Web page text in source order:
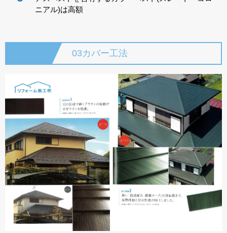
ニアル)は高額
03カバー工法